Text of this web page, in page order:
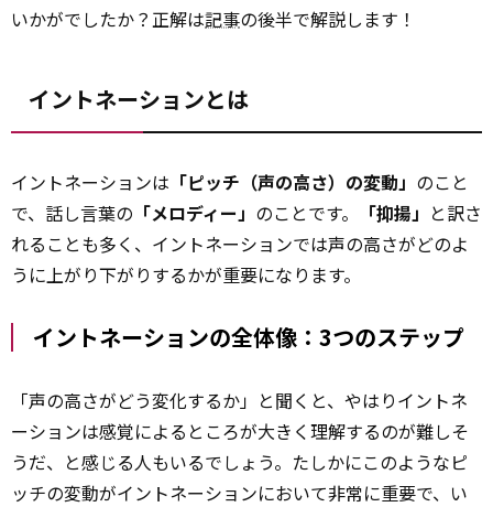
いかがでしたか？正解は記事の後半で解説します！
イントネーションとは
イントネーションは 「ピッチ（声の高さ）の変動」 のこと
で、話し言葉の 「メロディー」 のことです。 「抑揚」 と訳さ
れることも多く、イントネーションでは声の高さがどのよ
うに上がり下がりするかが重要になります。
イントネーションの全体像：3つのステップ
「声の高さがどう変化するか」と聞くと、やはりイントネ
ーションは感覚によるところが大きく理解するのが難しそ
うだ、と感じる人もいるでしょう。たしかにこのようなピ
ッチの変動がイントネーションにおいて非常に重要で、い